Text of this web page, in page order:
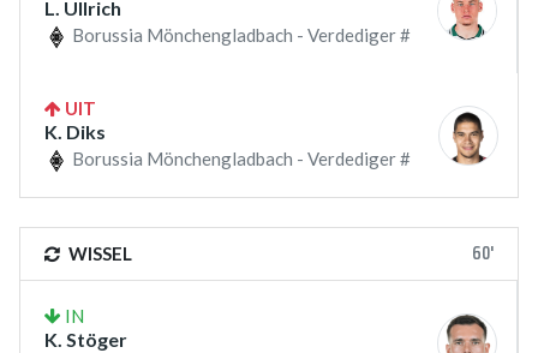
L. Ullrich
Borussia Mönchengladbach - Verdediger #
UIT
K. Diks
Borussia Mönchengladbach - Verdediger #
WISSEL 60'
IN
K. Stöger